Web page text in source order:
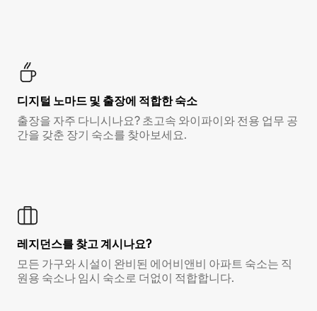
디지털 노마드 및 출장에 적합한 숙소
출장을 자주 다니시나요? 초고속 와이파이와 전용 업무 공
간을 갖춘 장기 숙소를 찾아보세요.
레지던스를 찾고 계시나요?
모든 가구와 시설이 완비된 에어비앤비 아파트 숙소는 직
원용 숙소나 임시 숙소로 더없이 적합합니다.